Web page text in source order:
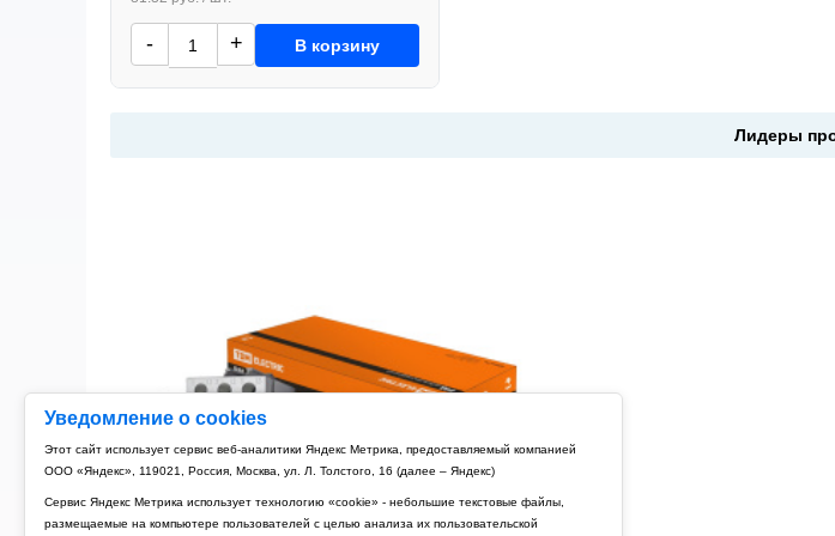
Уведомление о cookies
Этот сайт использует сервис веб-аналитики Яндекс Метрика, предоставляемый компанией
ООО «Яндекс», 119021, Россия, Москва, ул. Л. Толстого, 16 (далее – Яндекс)
Сервис Яндекс Метрика использует технологию «cookie» - небольшие текстовые файлы,
размещаемые на компьютере пользователей с целью анализа их пользовательской
- + В корзину
Лидеры